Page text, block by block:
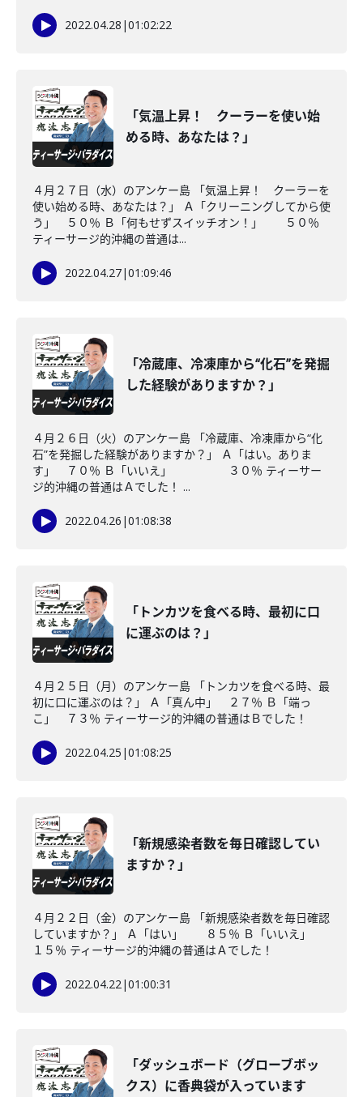
2022.04.28 |01:02:22
「気温上昇！ クーラーを使い始
める時、あなたは？」
４月２７日（水）のアンケー島 「気温上昇！ クーラーを
使い始める時、あなたは？」 Ａ「クリーニングしてから使
う」 ５０％ Ｂ「何もせずスイッチオン！」 ５０％
ティーサージ的沖縄の普通は...
2022.04.27|01:09:46
「冷蔵庫、冷凍庫から“化石”を発掘
した経験がありますか？」
４月２６日（火）のアンケー島 「冷蔵庫、冷凍庫から“化
石”を発掘した経験がありますか？」 Ａ「はい。ありま
す」 ７０％ Ｂ「いいえ」 ３０％ ティーサー
ジ的沖縄の普通はＡでした！ ...
2022.04.26 |01:08:38
「トンカツを食べる時、最初に口
に運ぶのは？」
４月２５日（月）のアンケー島 「トンカツを食べる時、最
初に口に運ぶのは？」 Ａ「真ん中」 ２７％ Ｂ「端っ
こ」 ７３％ ティーサージ的沖縄の普通はＢでした！
2022.04.25 |01:08:25
「新規感染者数を毎日確認してい
ますか？」
４月２２日（金）のアンケー島 「新規感染者数を毎日確認
していますか？」 Ａ「はい」 ８５％ Ｂ「いいえ」
１５％ ティーサージ的沖縄の普通はＡでした！
2022.04.22|01:00:31
「ダッシュボード（グローブボッ
クス）に香典袋が入っています